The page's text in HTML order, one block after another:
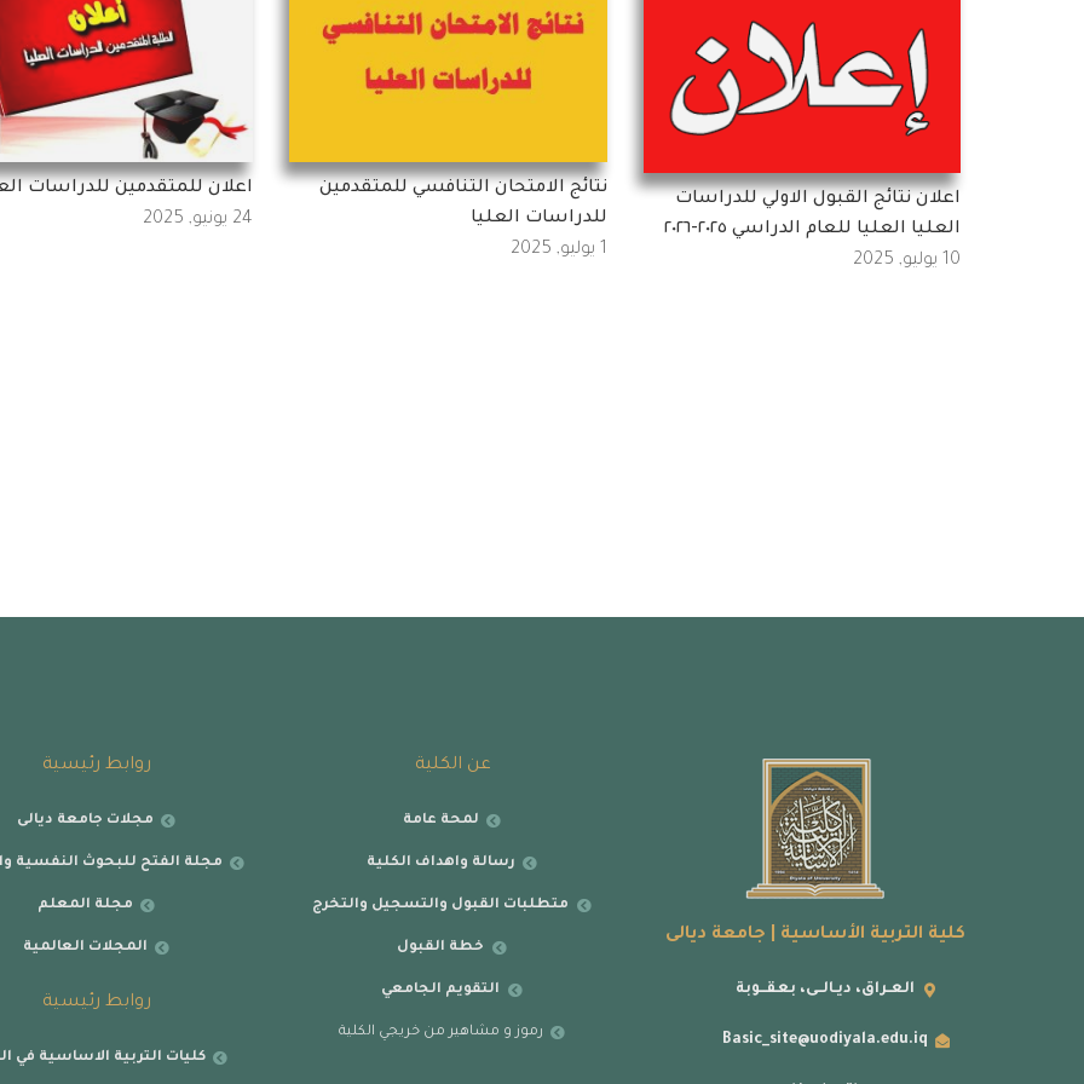
اعلان نتائج القبول الاولي للدراسات
العليا العليا للعام الدراسي ٢٠٢٥-٢٠٢٦
10 يوليو, 2025
نتائج الامتحان التنافسي للمتقدمين
للدراسات العليا
1 يوليو, 2025
اعلان للمتقدمين للدراسات
24 يونيو, 2025
كلية التربية الأساسية | جامعة ديالى
العـراق، ديـالــى، بعقــوبة
Basic_site@uodiyala.edu.iq
عن الكلية
لمحة عامة
رسالة واهداف الكلية
متطلبات القبول والتسجيل والتخرج
خطة القبول
التقويم الجامعي
رموز و مشاهير من خريجي الكلية
روابط رئيسية
مجلات جامعة ديالى
مجلة الفتح للبحوث النفسية
مجلة المعلم
المجلات العالمية
روابط رئيسية
كليات التربية الاساسية في